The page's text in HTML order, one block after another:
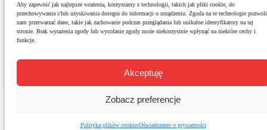
Aby zapewnić jak najlepsze wrażenia, korzystamy z technologii, takich jak pliki cookie, do
przechowywania i/lub uzyskiwania dostępu do informacji o urządzeniu. Zgoda na te technologie pozwoli
nam przetwarzać dane, takie jak zachowanie podczas przeglądania lub unikalne identyfikatory na tej
stronie. Brak wyrażenia zgody lub wycofanie zgody może niekorzystnie wpłynąć na niektóre cechy i
funkcje.
Akceptuję
Zobacz preferencje
Polityka plików cookiesOświadczenie o prywatności
Podróże
Polityka
Sport
Środowisko
Technologie